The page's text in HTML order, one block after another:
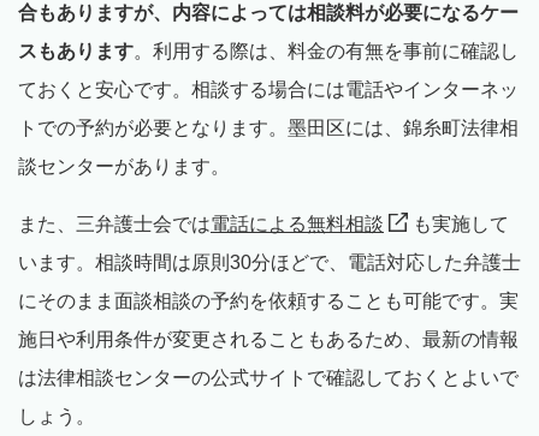
合もありますが、内容によっては相談料が必要になるケー
スもあります。利用する際は、料金の有無を事前に確認し
ておくと安心です。相談する場合には電話やインターネッ
トでの予約が必要となります。墨田区には、錦糸町法律相
談センターがあります。
また、三弁護士会では電話による無料相談
も実施して
います。相談時間は原則30分ほどで、電話対応した弁護士
にそのまま面談相談の予約を依頼することも可能です。実
施日や利用条件が変更されることもあるため、最新の情報
は法律相談センターの公式サイトで確認しておくとよいで
しょう。